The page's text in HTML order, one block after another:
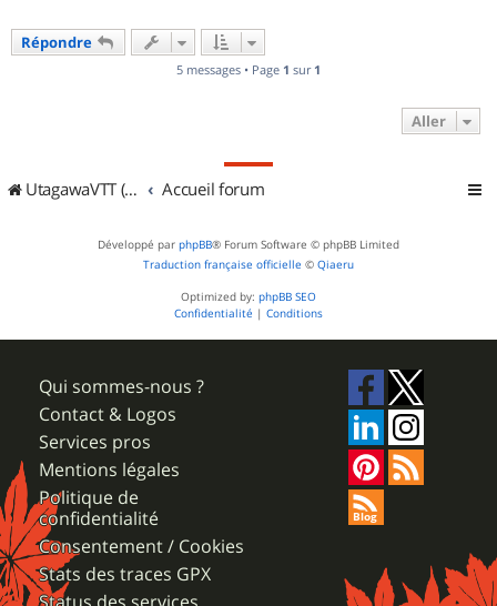
Répondre
5 messages • Page 1 sur 1
Aller
UtagawaVTT (Randos VTT et VTTAE avec traces GPS) Accueil forum
Développé par phpBB® Forum Software © phpBB Limited
Traduction française officielle © Qiaeru
Optimized by: phpBB SEO
Confidentialité | Conditions
Qui sommes-nous ?
Contact & Logos
Services pros
Mentions légales
Politique de
confidentialité
Consentement / Cookies
Stats des traces GPX